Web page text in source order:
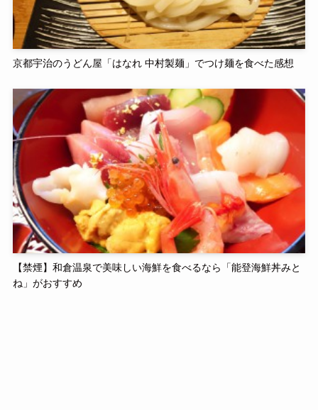
京都宇治のうどん屋「はなれ 中村製麺」でつけ麺を食べた感想
【禁煙】和倉温泉で美味しい海鮮を食べるなら「能登海鮮丼みと
ね」がおすすめ